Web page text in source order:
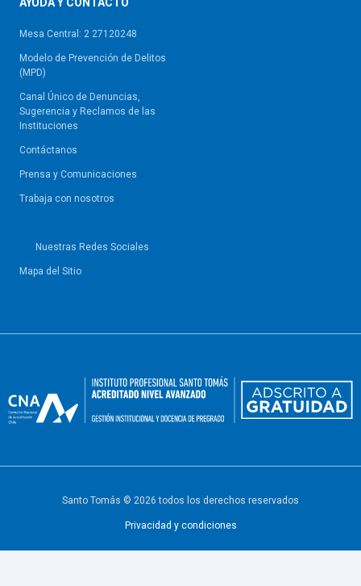
Mesa Central: 2 27120248
Modelo de Prevención de Delitos
(MPD)
Canal Único de Denuncias,
Sugerencia y Reclamos de las
Instituciones
Contáctanos
Prensa y Comunicaciones
Trabaja con nosotros
Nuestras Redes Sociales
Mapa del Sitio
Santo Tomás © 2026 todos los derechos reservados
Privacidad y condiciones